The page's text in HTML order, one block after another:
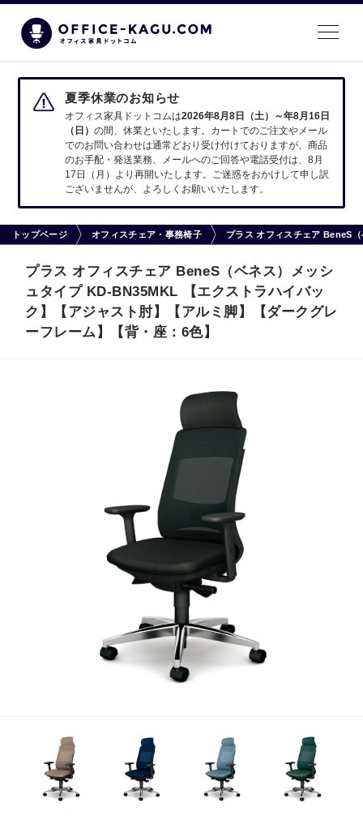
夏季休業のお知らせ
オフィス家具ドットコムは2026年8月8日（土）～年8月16日
（日）の間、休業といたします。カートでのご注文やメール
でのお問い合わせは通常どおり受け付けておりますが、商品
のお手配・発送業務、メールへのご回答や電話受付は、8月
17日（月）より再開いたします。ご迷惑をおかけして申し訳
ございませんが、よろしくお願いいたします。
トップページ オフィスチェア・事務椅子 プラス オフィスチェア BeneS
プラス オフィスチェア BeneS（ベネス）メッシ
ュタイプ KD-BN35MKL 【エクストラハイバッ
ク】【アジャスト肘】【アルミ脚】【ダークグレ
ーフレーム】【背・座：6色】